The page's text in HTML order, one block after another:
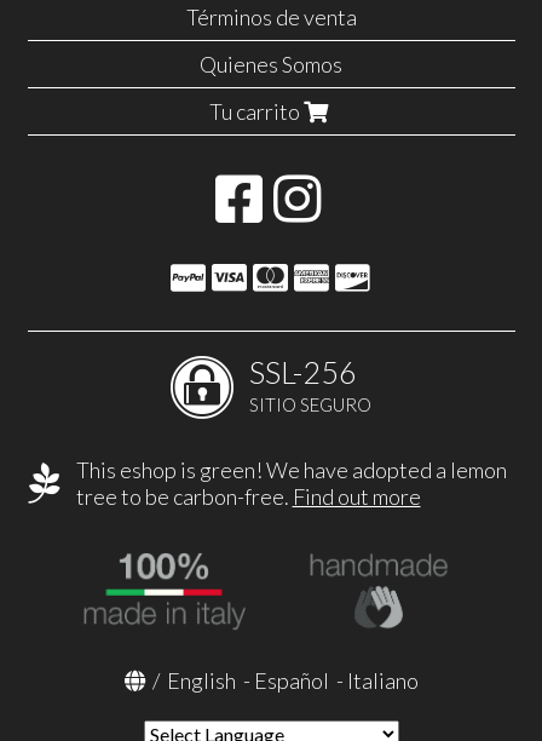
Términos de venta
Quienes Somos
Tu carrito
SSL-256
SITIO SEGURO
This eshop is green! We have adopted a lemon
tree to be carbon-free. Find out more
/ English - Español - Italiano